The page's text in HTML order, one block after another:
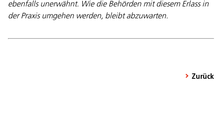
ebenfalls unerwähnt. Wie die Behörden mit diesem Erlass in
der Praxis umgehen werden, bleibt abzuwarten.
Zurück